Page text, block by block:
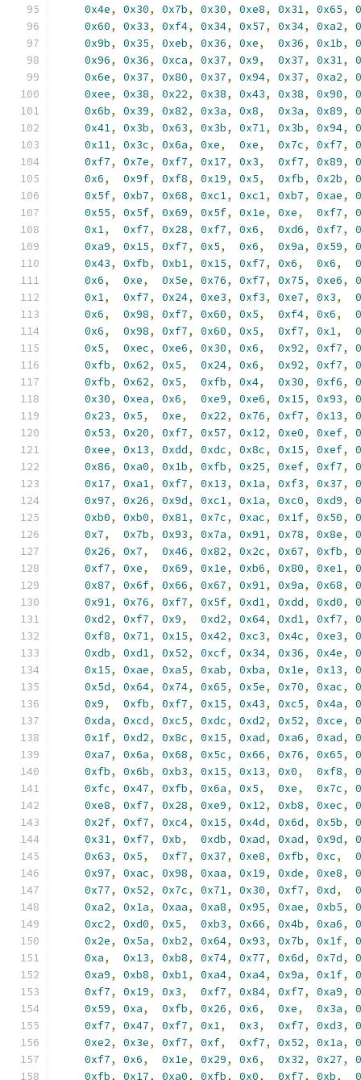
0x4e, 0x30, 0x7b, 0x30, 0xe8, 0x31, 0x65,
0x60, 0x33, 0xf4, 0x34, 0x57, 0x34, 0xa2,
0x9b, 0x35, 0xeb, 0x36, 0xe, 0x36, 0x1b,
0x96, 0x36, 0xca, 0x37, 0x9, 0x37, 0x31,
0x6e, 0x37, 0x80, 0x37, 0x94, 0x37, 0xa2,
0xee, 0x38, 0x22, 0x38, 0x43, 0x38, 0x90,
0x6b, 0x39, 0x82, 0x3a, 0x8, 0x3a, 0x89,
0x41, 0x3b, 0x63, 0x3b, 0x71, 0x3b, 0x94,
0x11, 0x3c, 0x6a, 0xe, 0xe, 0x7c, 0xf7,
0xf7, 0x7e, 0xf7, 0x17, 0x3, 0xf7, 0x89,
0x6, 0x9f, 0xf8, 0x19, 0x5, 0xfb, 0x2b,
0x5f, 0xb7, 0x68, 0xc1, 0xc1, 0xb7, 0xae,
0x55, 0x5f, 0x69, 0x5f, 0x1e, 0xe, 0xf7,
0x1, 0xf7, 0x28, 0xf7, 0x6, 0xd6, 0xf7,
0xa9, 0x15, 0xf7, 0x5, 0x6, 0x9a, 0x59,
0x43, 0xfb, 0xb1, 0x15, 0xf7, 0x6, 0x6,
0x6, 0xe, 0x5e, 0x76, 0xf7, 0x75, 0xe6,
0x1, 0xf7, 0x24, 0xe3, 0xf3, 0xe7, 0x3,
0x6, 0x98, 0xf7, 0x60, 0x5, 0xf4, 0x6,
0x6, 0x98, 0xf7, 0x60, 0x5, 0xf7, 0x1,
0x5, 0xec, 0xe6, 0x30, 0x6, 0x92, 0xf7,
0xfb, 0x62, 0x5, 0x24, 0x6, 0x92, 0xf7,
0xfb, 0x62, 0x5, 0xfb, 0x4, 0x30, 0xf6,
0x30, 0xea, 0x6, 0xe9, 0xe6, 0x15, 0x93,
0x23, 0x5, 0xe, 0x22, 0x76, 0xf7, 0x13,
0x53, 0x20, 0xf7, 0x57, 0x12, 0xe0, 0xef,
0xee, 0x13, 0xdd, 0xdc, 0x8c, 0x15, 0xef,
0x86, 0xa0, 0x1b, 0xfb, 0x25, 0xef, 0xf7,
0x17, 0xa1, 0xf7, 0x13, 0x1a, 0xf3, 0x37,
0x97, 0x26, 0x9d, 0xc1, 0x1a, 0xc0, 0xd9,
0xb0, 0xb0, 0x81, 0x7c, 0xac, 0x1f, 0x50,
0x7, 0x7b, 0x93, 0x7a, 0x91, 0x78, 0x8e,
0x26, 0x7, 0x46, 0x82, 0x2c, 0x67, 0xfb,
0xf7, 0xe, 0x69, 0x1e, 0xb6, 0x80, 0xe1,
0x87, 0x6f, 0x66, 0x67, 0x91, 0x9a, 0x68,
0x91, 0x76, 0xf7, 0x5f, 0xd1, 0xdd, 0xd0,
0xd2, 0xf7, 0x9, 0xd2, 0x64, 0xd1, 0xf7,
0xf8, 0x71, 0x15, 0x42, 0xc3, 0x4c, 0xe3,
0xdb, 0xd1, 0x52, 0xcf, 0x34, 0x36, 0x4e,
0x15, 0xae, 0xa5, 0xab, 0xba, 0x1e, 0x13,
0x5d, 0x64, 0x74, 0x65, 0x5e, 0x70, 0xac,
0x9, 0xfb, 0xf7, 0x15, 0x43, 0xc5, 0x4a,
0xda, 0xcd, 0xc5, 0xdc, 0xd2, 0x52, 0xce,
0x1f, 0xd2, 0x8c, 0x15, 0xad, 0xa6, 0xad,
0xa7, 0x6a, 0x68, 0x5c, 0x66, 0x76, 0x65,
0xfb, 0x6b, 0xb3, 0x15, 0x13, 0x0, 0xf8,
0xfc, 0x47, 0xfb, 0x6a, 0x5, 0xe, 0x7c,
0xe8, 0xf7, 0x28, 0xe9, 0x12, 0xb8, 0xec,
0x2f, 0xf7, 0xc4, 0x15, 0x4d, 0x6d, 0x5b,
0x31, 0xf7, 0xb, 0xdb, 0xad, 0xad, 0x9d,
0x63, 0x5, 0xf7, 0x37, 0xe8, 0xfb, 0xc,
0x97, 0xac, 0x98, 0xaa, 0x19, 0xde, 0xe8,
0x77, 0x52, 0x7c, 0x71, 0x30, 0xf7, 0xd,
0xa2, 0x1a, 0xaa, 0xa8, 0x95, 0xae, 0xb5,
0xc2, 0xd0, 0x5, 0xb3, 0x66, 0x4b, 0xa6,
0x2e, 0x5a, 0xb2, 0x64, 0x93, 0x7b, 0x1f,
0xa, 0x13, 0xb8, 0x74, 0x77, 0x6d, 0x7d,
0xa9, 0xb8, 0xb1, 0xa4, 0xa4, 0x9a, 0x1f,
0xf7, 0x19, 0x3, 0xf7, 0x84, 0xf7, 0xa9,
0x59, 0xa, 0xfb, 0x26, 0x6, 0xe, 0x3a,
0xf7, 0x47, 0xf7, 0x1, 0x3, 0xf7, 0xd3,
0xe2, 0x3e, 0xf7, 0xf, 0xf7, 0x52, 0x1a,
0xf7, 0x6, 0x1e, 0x29, 0x6, 0x32, 0x27,
0xfb, 0x17, 0xa0, 0xfb, 0x0, 0xf7, 0xb,